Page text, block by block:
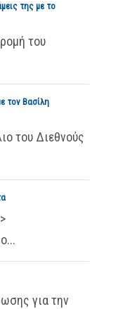
της με το
του
τον Βασίλη
του Διεθνούς
για την